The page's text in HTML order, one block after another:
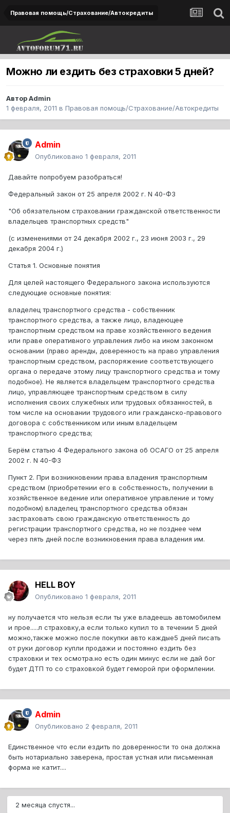
Правовая помощь/Страхование/Автокредиты
Можно ли ездить без страховки 5 дней?
АвторAdmin
1 февраля, 2011 в Правовая помощь/Страхование/Автокредиты
Admin
Опубликовано 1 февраля, 2011
Давайте попробуем разобраться!
Федеральный закон от 25 апреля 2002 г. N 40-ФЗ
"Об обязательном страховании гражданской ответственности
владельцев транспортных средств"
(с изменениями от 24 декабря 2002 г., 23 июня 2003 г., 29
декабря 2004 г.)
Статья 1. Основные понятия
Для целей настоящего Федерального закона используются
следующие основные понятия:
владелец транспортного средства - собственник
транспортного средства, а также лицо, владеющее
транспортным средством на праве хозяйственного ведения
или праве оперативного управления либо на ином законном
основании (право аренды, доверенность на право управления
транспортным средством, распоряжение соответствующего
органа о передаче этому лицу транспортного средства и тому
подобное). Не является владельцем транспортного средства
лицо, управляющее транспортным средством в силу
исполнения своих служебных или трудовых обязанностей, в
том числе на основании трудового или гражданско-правового
договора с собственником или иным владельцем
транспортного средства;
Берём статью 4 Федерального закона об ОСАГО от 25 апреля
2002 г. N 40-ФЗ
Пункт 2. При возникновении права владения транспортным
средством (приобретении его в собственность, получении в
хозяйственное ведение или оперативное управление и тому
подобном) владелец транспортного средства обязан
застраховать свою гражданскую ответственность до
регистрации транспортного средства, но не позднее чем
через пять дней после возникновения права владения им.
HELL BOY
Опубликовано 1 февраля, 2011
ну получается что нельзя если ты уже владеешь автомобилем
и прое.....л страховку,а если только купил то в течении 5 дней
можно,также можно после покупки авто каждые5 дней писать
от руки договор купли продажи и постоянно ездить без
страховки и тех осмотра.но есть один минус если не дай бог
будет ДТП то со страховкой будет геморой при оформлении.
Admin
Опубликовано 2 февраля, 2011
Единственное что если ездить по доверенности то она должна
быть нотариально заверена, простая устная или письменная
форма не катит....
2 месяца спустя...